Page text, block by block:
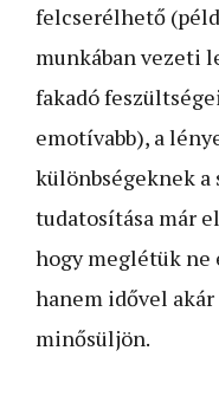
felcserélhető
munkában vezeti
fakadó
emotívabb), a
különbségeknek a
tudatosítása már
hogy meglétük
hanem idővel akár
minősüljön.